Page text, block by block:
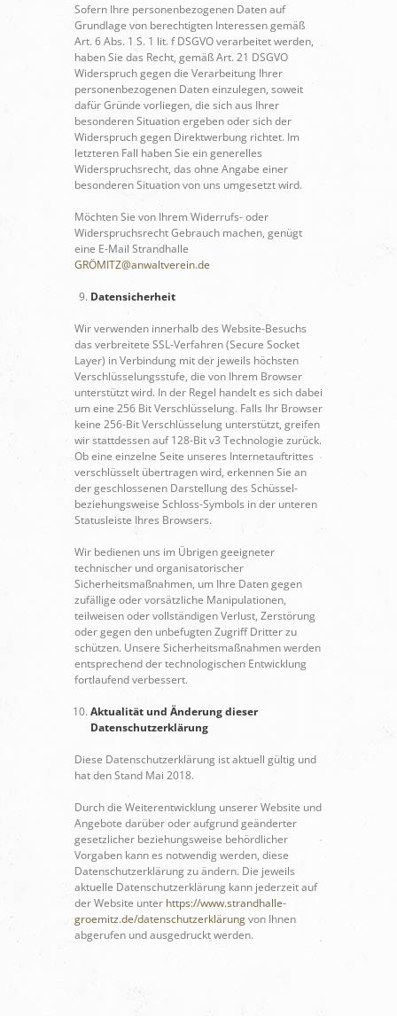
Sofern Ihre personenbezogenen Daten auf
Grundlage von berechtigten Interessen gemäß
Art. 6 Abs. 1 S. 1 lit. f DSGVO verarbeitet werden,
haben Sie das Recht, gemäß Art. 21 DSGVO
Widerspruch gegen die Verarbeitung Ihrer
personenbezogenen Daten einzulegen, soweit
dafür Gründe vorliegen, die sich aus Ihrer
besonderen Situation ergeben oder sich der
Widerspruch gegen Direktwerbung richtet. Im
letzteren Fall haben Sie ein generelles
Widerspruchsrecht, das ohne Angabe einer
besonderen Situation von uns umgesetzt wird.
Möchten Sie von Ihrem Widerrufs- oder
Widerspruchsrecht Gebrauch machen, genügt
eine E-Mail Strandhalle
GRÖMITZ@anwaltverein.de
Datensicherheit
Wir verwenden innerhalb des Website-Besuchs
das verbreitete SSL-Verfahren (Secure Socket
Layer) in Verbindung mit der jeweils höchsten
Verschlüsselungsstufe, die von Ihrem Browser
unterstützt wird. In der Regel handelt es sich dabei
um eine 256 Bit Verschlüsselung. Falls Ihr Browser
keine 256-Bit Verschlüsselung unterstützt, greifen
wir stattdessen auf 128-Bit v3 Technologie zurück.
Ob eine einzelne Seite unseres Internetauftrittes
verschlüsselt übertragen wird, erkennen Sie an
der geschlossenen Darstellung des Schüssel-
beziehungsweise Schloss-Symbols in der unteren
Statusleiste Ihres Browsers.
Wir bedienen uns im Übrigen geeigneter
technischer und organisatorischer
Sicherheitsmaßnahmen, um Ihre Daten gegen
zufällige oder vorsätzliche Manipulationen,
teilweisen oder vollständigen Verlust, Zerstörung
oder gegen den unbefugten Zugriff Dritter zu
schützen. Unsere Sicherheitsmaßnahmen werden
entsprechend der technologischen Entwicklung
fortlaufend verbessert.
Aktualität und Änderung dieser
Datenschutzerklärung
Diese Datenschutzerklärung ist aktuell gültig und
hat den Stand Mai 2018.
Durch die Weiterentwicklung unserer Website und
Angebote darüber oder aufgrund geänderter
gesetzlicher beziehungsweise behördlicher
Vorgaben kann es notwendig werden, diese
Datenschutzerklärung zu ändern. Die jeweils
aktuelle Datenschutzerklärung kann jederzeit auf
der Website unter https://www.strandhalle-
groemitz.de/datenschutzerklärungvon Ihnen
abgerufen und ausgedruckt werden.